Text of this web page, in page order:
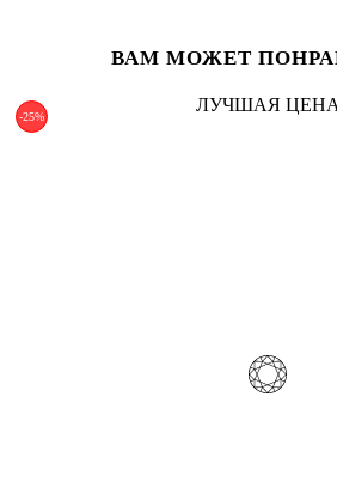
ВАМ МОЖЕТ
-25%
ЛУЧШАЯ ЦЕНА